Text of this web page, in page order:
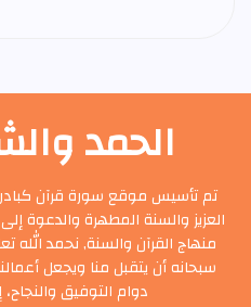
الحمد
تم تأسيس موقع سورة قرآن
العزيز والسنة المطهرة والدعوة
منهاج القرآن والسنة, نحمد
سبحانه أن يتقبل منا ويجعل
دوام التوفيق